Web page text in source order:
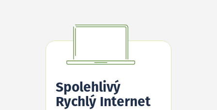
Spolehlivý
Rychlý Internet